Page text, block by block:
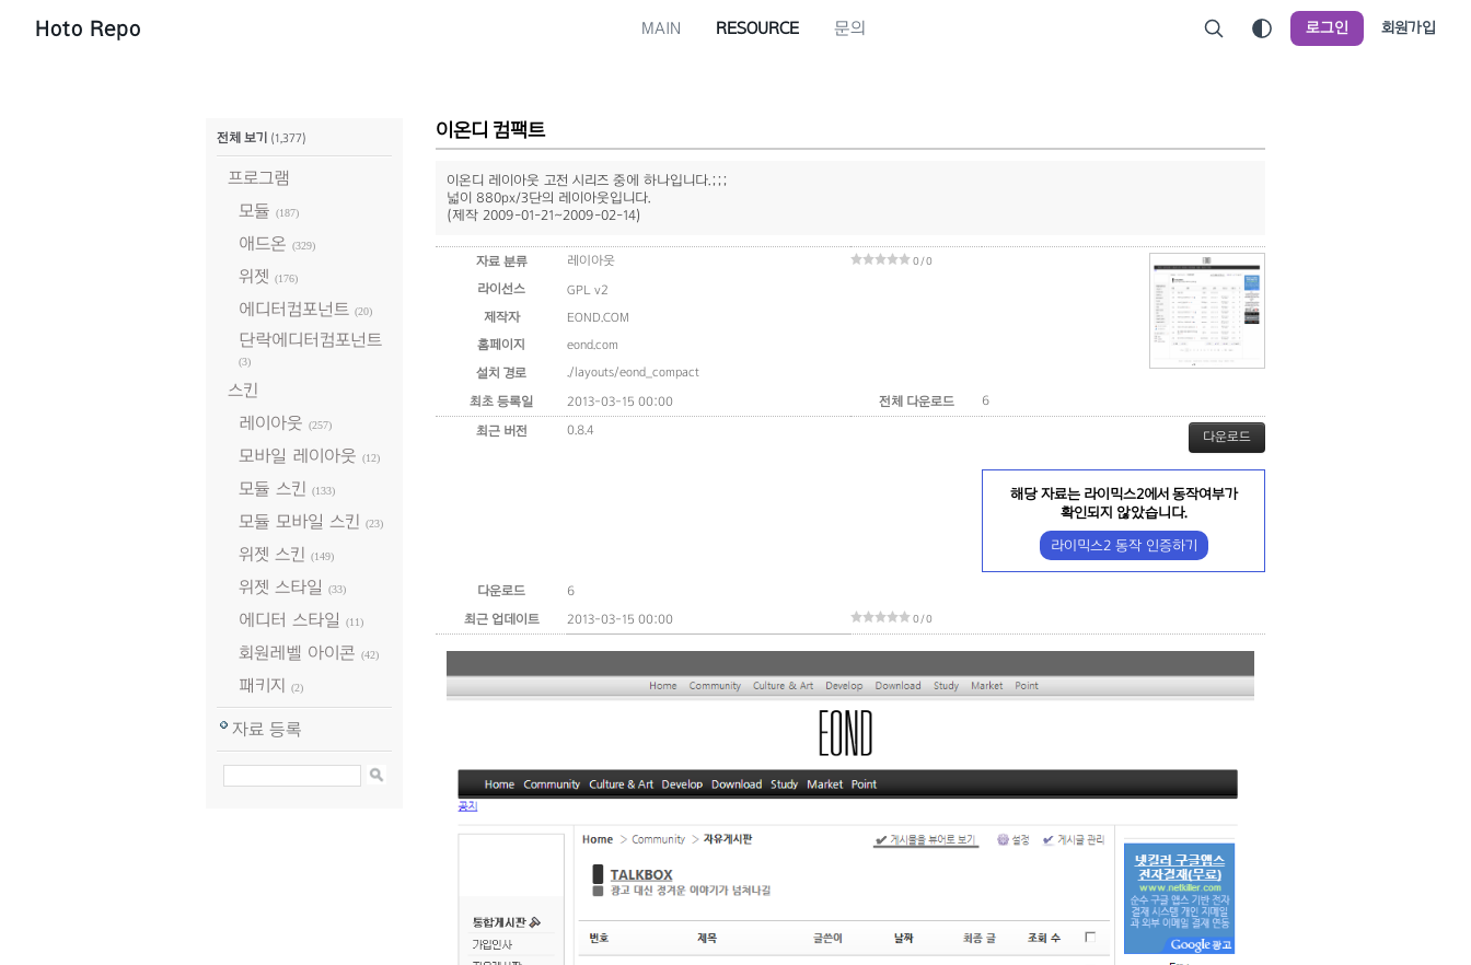
Hoto Repo MAIN RESOURCE 문의 로그인 회원가입
전체 보기 (1,377)
프로그램
모듈 (187)
애드온 (329)
위젯 (176)
에디터컴포넌트 (20)
단락에디터컴포넌트
(3)
스킨
레이아웃 (257)
모바일 레이아웃 (12)
모듈 스킨 (133)
모듈 모바일 스킨 (23)
위젯 스킨 (149)
위젯 스타일 (33)
에디터 스타일 (11)
회원레벨 아이콘 (42)
패키지 (2)
자료 등록
이온디 컴팩트
이온디 레이아웃 고전 시리즈 중에 하나입니다.;;;
넓이 880px/3단의 레이아웃입니다.
(제작 2009-01-21~2009-02-14)
자료 분류 레이아웃 0 / 0
라이선스
GPL v2
제작자
EOND.COM
홈페이지
eond.com
설치 경로
./layouts/eond_compact
최초 등록일
2013-03-15 00:00 전체 다운로드
6
최근 버전
0.8.4 다운로드
해당 자료는 라이믹스2에서 동작여부가
확인되지 않았습니다.
라이믹스2 동작 인증하기
다운로드
6
최근 업데이트
2013-03-15 00:00 0 / 0